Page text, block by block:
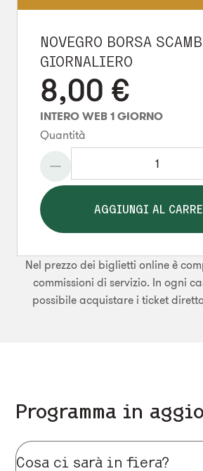
NOVEGRO BORSA
GIORNALIERO
8,00 €
INTERO WEB 1 GIORNO
Quantità
AGGIUNGI AL
Nel prezzo dei biglietti online è
commissioni di servizio. In ogni
possibile acquistare i ticket
Programma in
Cosa ci sarà in fiera?